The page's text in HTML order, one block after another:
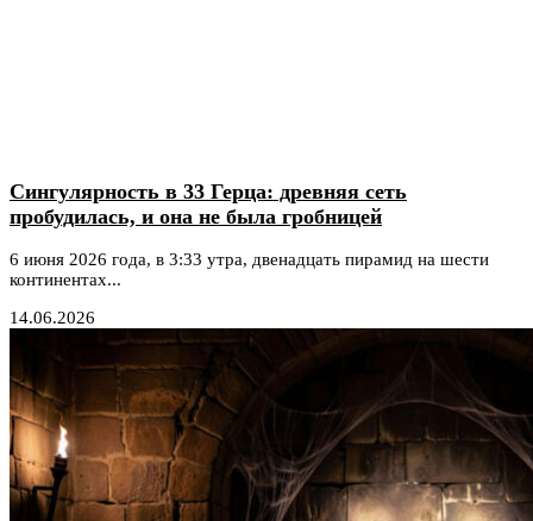
Сингулярность в 33 Герца: древняя сеть
пробудилась, и она не была гробницей
6 июня 2026 года, в 3:33 утра, двенадцать пирамид на шести
континентах...
14.06.2026